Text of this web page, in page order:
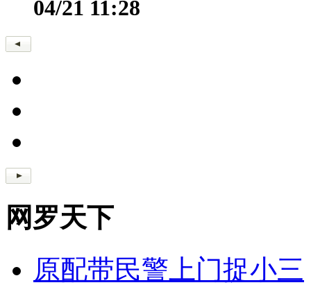
04/21 11:28
网罗天下
原配带民警上门捉小三